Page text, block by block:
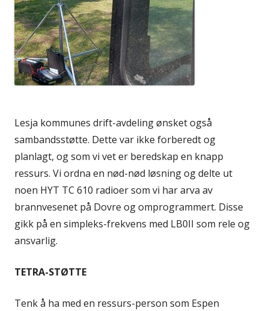
Lesja kommunes drift-avdeling ønsket også
sambandsstøtte. Dette var ikke forberedt og
planlagt, og som vi vet er beredskap en knapp
ressurs. Vi ordna en nød-nød løsning og delte ut
noen HYT TC 610 radioer som vi har arva av
brannvesenet på Dovre og omprogrammert. Disse
gikk på en simpleks-frekvens med LB0II som rele og
ansvarlig.
TETRA-STØTTE
Tenk å ha med en ressurs-person som Espen